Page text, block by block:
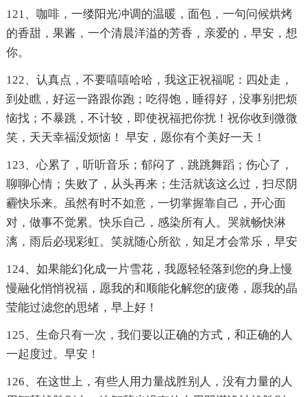
121、咖啡，一缕阳光冲调的温暖，面包，一句问候烘烤
的香甜，果酱，一个清晨洋溢的芳香，亲爱的，早安，想
你。
122、认真点，不要嘻嘻哈哈，我这正祝福呢：四处走，
到处瞧，好运一路跟你跑；吃得饱，睡得好，没事别把烦
恼找；不暴跳，不计较，即使祝福把你扰！祝你收到微微
笑，天天幸福没烦恼！ 早安，愿你有个美好一天！
123、心累了，听听音乐；郁闷了，跳跳舞蹈；伤心了，
聊聊心情；失败了，从头再来；生活就该这么过，扫尽阴
霾快乐来。虽然有时不如意，一切掌握靠自己，开心面
对，做事不觉累。快乐自己，感染所有人。哭就畅快淋
漓，雨后必现彩虹。笑就随心所欲，知足才会常乐，早安
124、如果能幻化成一片雪花，我愿轻轻落到您的身上慢
慢融化悄悄祝福，愿我的和顺能化解您的疲倦，愿我的晶
莹能过滤您的思绪，早上好！
125、生命只有一次，我们要以正确的方式，和正确的人
一起度过。早安！
126、在这世上，有些人用力量战胜别人，没有力量的人